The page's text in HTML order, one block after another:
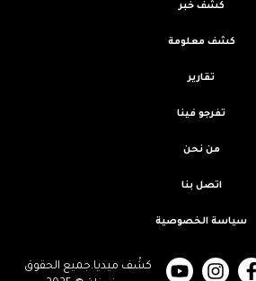
كشْف ميديا.جميع الحقوق
كشف خبر
كشف معلومة
تقارير
تفرجو فينا
من نحن
اتصل بنا
سياسة الخصوصية